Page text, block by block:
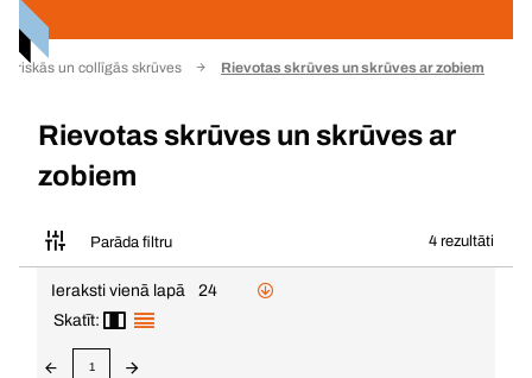
un collīgās skrūves Rievotas skrūves un skrūves ar zobiem
Rievotas skrūves un skrūves ar
zobiem
Parāda filtru 4 rezultāti
Ieraksti vienā lapā
24
Skatīt:
1